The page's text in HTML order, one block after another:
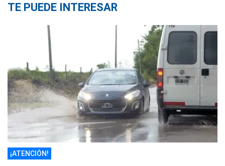
TE PUEDE INTERESAR
¡ATENCIÓN!